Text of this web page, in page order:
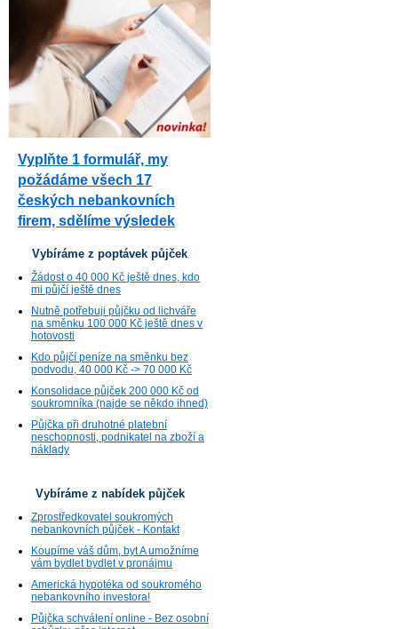
Vyplňte 1 formulář, my
požádáme všech 17
českých nebankovních
firem, sdělíme výsledek
Vybíráme z poptávek půjček
Žádost o 40 000 Kč ještě dnes, kdo
mi půjčí ještě dnes
Nutně potřebuji půjčku od lichváře
na směnku 100 000 Kč ještě dnes v
hotovosti
Kdo půjčí peníze na směnku bez
podvodu, 40 000 Kč -> 70 000 Kč
Konsolidace půjček 200 000 Kč od
soukromníka (najde se někdo ihned)
Půjčka při druhotné platební
neschopnosti, podnikatel na zboží a
náklady
Vybíráme z nabídek půjček
Zprostředkovatel soukromých
nebankovních půjček - Kontakt
Koupíme váš dům, byt A umožníme
vám bydlet bydlet v pronájmu
Americká hypotéka od soukromého
nebankovního investora!
Půjčka schválení online - Bez osobní